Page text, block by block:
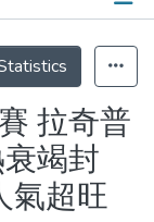
拉奇普
竭封
氣超旺